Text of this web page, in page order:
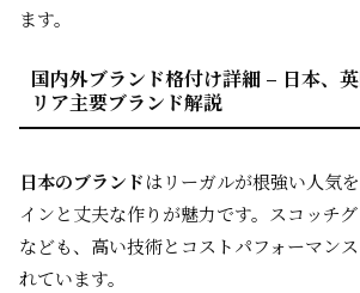
ます。
国内外ブランド格付け詳細 – 日本、
リア主要ブランド解説
日本のブランドはリーガルが根強い人気
インと丈夫な作りが魅力です。スコッチ
なども、高い技術とコストパフォーマン
れています。